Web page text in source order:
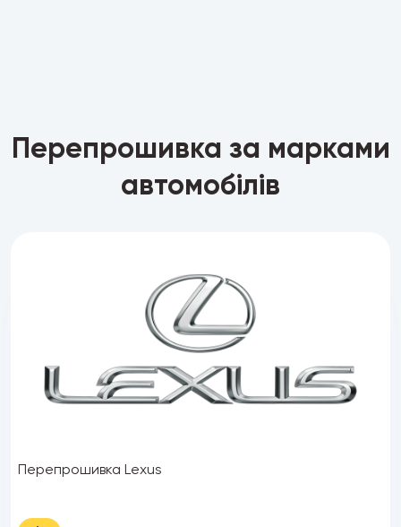
Перепрошивка за марками
автомобілів
Перепрошивка Lexus